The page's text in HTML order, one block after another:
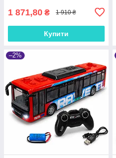
1 871,80 ₴ 1 910 ₴
Купити
–2%